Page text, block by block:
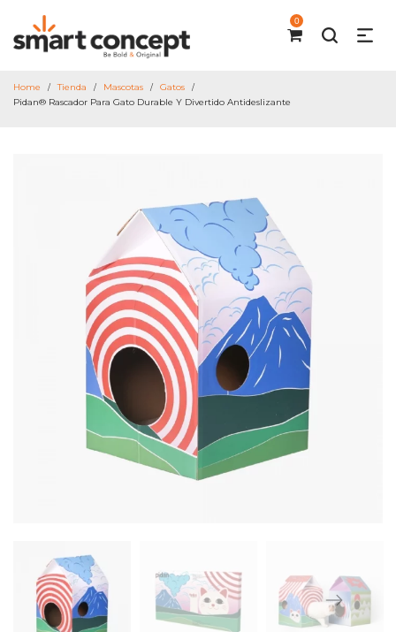
0
Home / Tienda / Mascotas / Gatos /
Pidan® Rascador Para Gato Durable Y Divertido Antideslizante